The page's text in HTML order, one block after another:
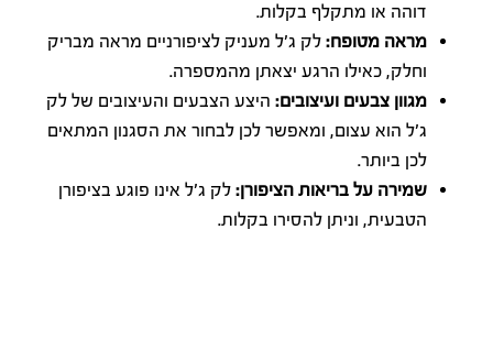
דוהה או מתקלף בקלות.
מראה מטופח: לק ג'ל מעניק לציפורניים מראה מבריק
וחלק, כאילו הרגע יצאתן מהמספרה.
מגוון צבעים ועיצובים: היצע הצבעים והעיצובים של לק
ג'ל הוא עצום, ומאפשר לכן לבחור את הסגנון המתאים
לכן ביותר.
שמירה על בריאות הציפורן: לק ג'ל אינו פוגע בציפורן
הטבעית, וניתן להסירו בקלות.